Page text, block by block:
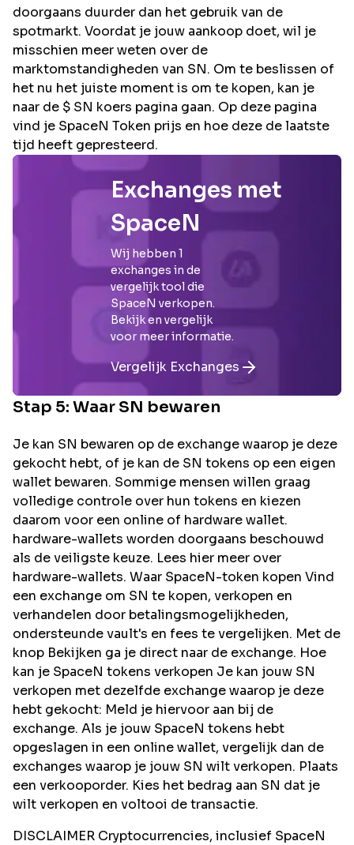
doorgaans duurder dan het gebruik van de
spotmarkt. Voordat je jouw aankoop doet, wil je
misschien meer weten over de
marktomstandigheden van SN. Om te beslissen of
het nu het juiste moment is om te kopen, kan je
naar de $ SN koers pagina gaan. Op deze pagina
vind je SpaceN Token prijs en hoe deze de laatste
tijd heeft gepresteerd.
Exchanges met
SpaceN
Wij hebben 1
exchanges in de
vergelijk tool die
SpaceN verkopen.
Bekijk en vergelijk
voor meer informatie.
Vergelijk Exchanges
Stap 5: Waar SN bewaren
Je kan SN bewaren op de exchange waarop je deze
gekocht hebt, of je kan de SN tokens op een eigen
wallet bewaren. Sommige mensen willen graag
volledige controle over hun tokens en kiezen
daarom voor een online of hardware wallet.
hardware-wallets worden doorgaans beschouwd
als de veiligste keuze. Lees hier meer over
hardware-wallets. Waar SpaceN-token kopen Vind
een exchange om SN te kopen, verkopen en
verhandelen door betalingsmogelijkheden,
ondersteunde vault's en fees te vergelijken. Met de
knop Bekijken ga je direct naar de exchange. Hoe
kan je SpaceN tokens verkopen Je kan jouw SN
verkopen met dezelfde exchange waarop je deze
hebt gekocht: Meld je hiervoor aan bij de
exchange. Als je jouw SpaceN tokens hebt
opgeslagen in een online wallet, vergelijk dan de
exchanges waarop je jouw SN wilt verkopen. Plaats
een verkooporder. Kies het bedrag aan SN dat je
wilt verkopen en voltooi de transactie.
DISCLAIMER Cryptocurrencies, inclusief SpaceN